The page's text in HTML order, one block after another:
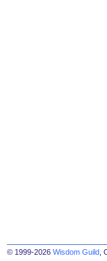
© 1999-2026 Wisdom Guild ,